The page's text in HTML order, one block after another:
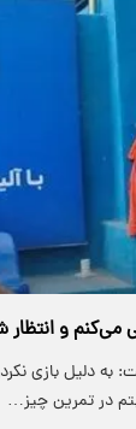
و انتظار
به دلیل بازی
در تمرین چیز…